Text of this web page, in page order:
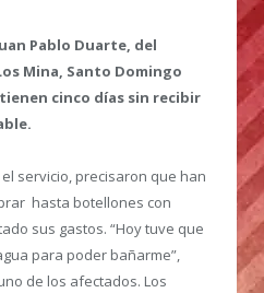
Pablo Duarte, del
Mina, Santo Domingo
cinco días sin recibir
servicio, precisaron que han
hasta botellones con
sus gastos. “Hoy tuve que
para poder bañarme”,
de los afectados. Los